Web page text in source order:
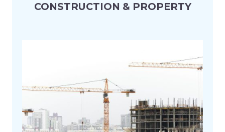
CONSTRUCTION & PROPERTY